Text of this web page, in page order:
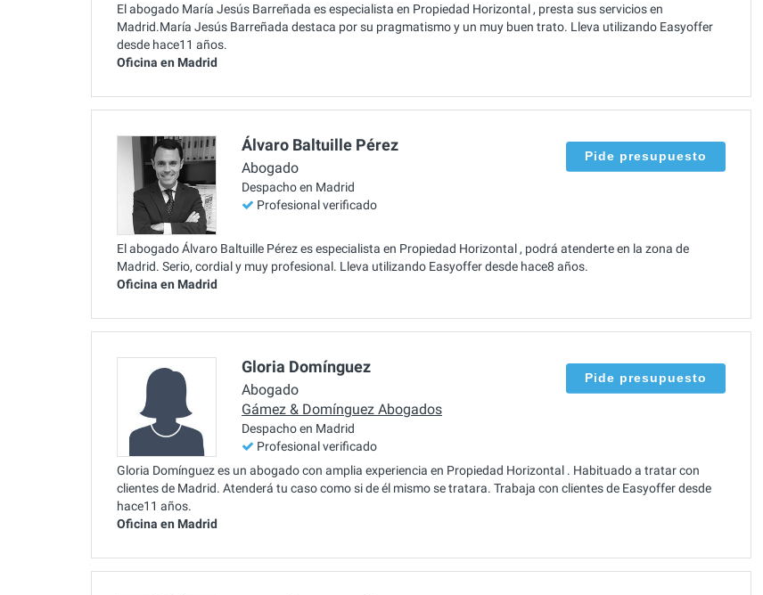
El abogado María Jesús Barreñada es especialista en Propiedad Horizontal , presta sus servicios en
Madrid.María Jesús Barreñada destaca por su pragmatismo y un muy buen trato. Lleva utilizando Easyoffer
desde hace11 años.
Oficina en Madrid
Álvaro Baltuille Pérez
Abogado
Despacho en Madrid
Profesional verificado
Pide presupuesto
El abogado Álvaro Baltuille Pérez es especialista en Propiedad Horizontal , podrá atenderte en la zona de
Madrid. Serio, cordial y muy profesional. Lleva utilizando Easyoffer desde hace8 años.
Oficina en Madrid
Gloria Domínguez
Abogado
Gámez & Domínguez Abogados
Despacho en Madrid
Profesional verificado
Pide presupuesto
Gloria Domínguez es un abogado con amplia experiencia en Propiedad Horizontal . Habituado a tratar con
clientes de Madrid. Atenderá tu caso como si de él mismo se tratara. Trabaja con clientes de Easyoffer desde
hace11 años.
Oficina en Madrid